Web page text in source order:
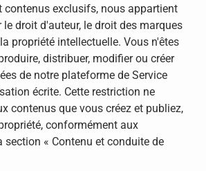
exclusifs, nous appartient
le droit d'auteur, le droit des marques
propriété intellectuelle. Vous n'êtes
distribuer, modifier ou créer
de notre plateforme de Service
écrite. Cette restriction ne
contenus que vous créez et publiez,
conformément aux
« Contenu et conduite de